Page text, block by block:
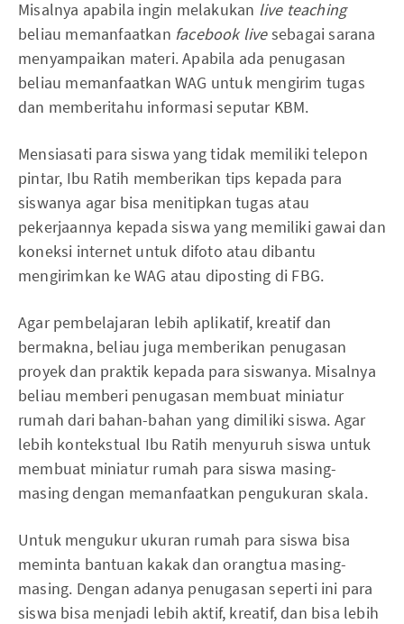
Misalnya apabila ingin melakukan live teaching
beliau memanfaatkan facebook livesebagai sarana
menyampaikan materi. Apabila ada penugasan
beliau memanfaatkan WAG untuk mengirim tugas
dan memberitahu informasi seputar KBM.
Mensiasati para siswa yang tidak memiliki telepon
pintar, Ibu Ratih memberikan tips kepada para
siswanya agar bisa menitipkan tugas atau
pekerjaannya kepada siswa yang memiliki gawai dan
koneksi internet untuk difoto atau dibantu
mengirimkan ke WAG atau diposting di FBG.
Agar pembelajaran lebih aplikatif, kreatif dan
bermakna, beliau juga memberikan penugasan
proyek dan praktik kepada para siswanya. Misalnya
beliau memberi penugasan membuat miniatur
rumah dari bahan-bahan yang dimiliki siswa. Agar
lebih kontekstual Ibu Ratih menyuruh siswa untuk
membuat miniatur rumah para siswa masing-
masing dengan memanfaatkan pengukuran skala.
Untuk mengukur ukuran rumah para siswa bisa
meminta bantuan kakak dan orangtua masing-
masing. Dengan adanya penugasan seperti ini para
siswa bisa menjadi lebih aktif, kreatif, dan bisa lebih